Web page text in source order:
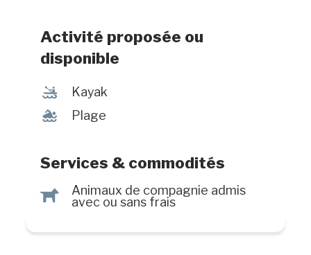
Activité proposée ou
disponible
‰ Kayak
l Plage
Services & commodités
Â
Animaux de compagnie admis
avec ou sans frais